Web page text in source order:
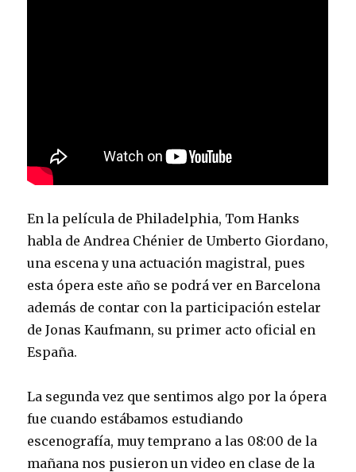
En la película de Philadelphia, Tom Hanks
habla de Andrea Chénier de Umberto Giordano,
una escena y una actuación magistral, pues
esta ópera este año se podrá ver en Barcelona
además de contar con la participación estelar
de Jonas Kaufmann, su primer acto oficial en
España.
La segunda vez que sentimos algo por la ópera
fue cuando estábamos estudiando
escenografía, muy temprano a las 08:00 de la
mañana nos pusieron un video en clase de la